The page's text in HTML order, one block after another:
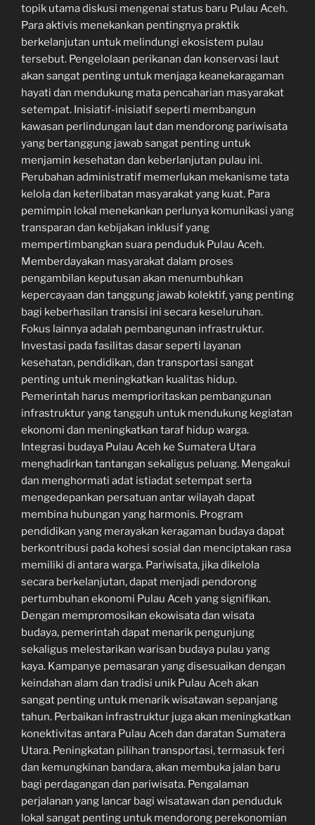
topik utama diskusi mengenai status baru Pulau Aceh.
Para aktivis menekankan pentingnya praktik
berkelanjutan untuk melindungi ekosistem pulau
tersebut. Pengelolaan perikanan dan konservasi laut
akan sangat penting untuk menjaga keanekaragaman
hayati dan mendukung mata pencaharian masyarakat
setempat. Inisiatif-inisiatif seperti membangun
kawasan perlindungan laut dan mendorong pariwisata
yang bertanggung jawab sangat penting untuk
menjamin kesehatan dan keberlanjutan pulau ini.
Perubahan administratif memerlukan mekanisme tata
kelola dan keterlibatan masyarakat yang kuat. Para
pemimpin lokal menekankan perlunya komunikasi yang
transparan dan kebijakan inklusif yang
mempertimbangkan suara penduduk Pulau Aceh.
Memberdayakan masyarakat dalam proses
pengambilan keputusan akan menumbuhkan
kepercayaan dan tanggung jawab kolektif, yang penting
bagi keberhasilan transisi ini secara keseluruhan.
Fokus lainnya adalah pembangunan infrastruktur.
Investasi pada fasilitas dasar seperti layanan
kesehatan, pendidikan, dan transportasi sangat
penting untuk meningkatkan kualitas hidup.
Pemerintah harus memprioritaskan pembangunan
infrastruktur yang tangguh untuk mendukung kegiatan
ekonomi dan meningkatkan taraf hidup warga.
Integrasi budaya Pulau Aceh ke Sumatera Utara
menghadirkan tantangan sekaligus peluang. Mengakui
dan menghormati adat istiadat setempat serta
mengedepankan persatuan antar wilayah dapat
membina hubungan yang harmonis. Program
pendidikan yang merayakan keragaman budaya dapat
berkontribusi pada kohesi sosial dan menciptakan rasa
memiliki di antara warga. Pariwisata, jika dikelola
secara berkelanjutan, dapat menjadi pendorong
pertumbuhan ekonomi Pulau Aceh yang signifikan.
Dengan mempromosikan ekowisata dan wisata
budaya, pemerintah dapat menarik pengunjung
sekaligus melestarikan warisan budaya pulau yang
kaya. Kampanye pemasaran yang disesuaikan dengan
keindahan alam dan tradisi unik Pulau Aceh akan
sangat penting untuk menarik wisatawan sepanjang
tahun. Perbaikan infrastruktur juga akan meningkatkan
konektivitas antara Pulau Aceh dan daratan Sumatera
Utara. Peningkatan pilihan transportasi, termasuk feri
dan kemungkinan bandara, akan membuka jalan baru
bagi perdagangan dan pariwisata. Pengalaman
perjalanan yang lancar bagi wisatawan dan penduduk
lokal sangat penting untuk mendorong perekonomian